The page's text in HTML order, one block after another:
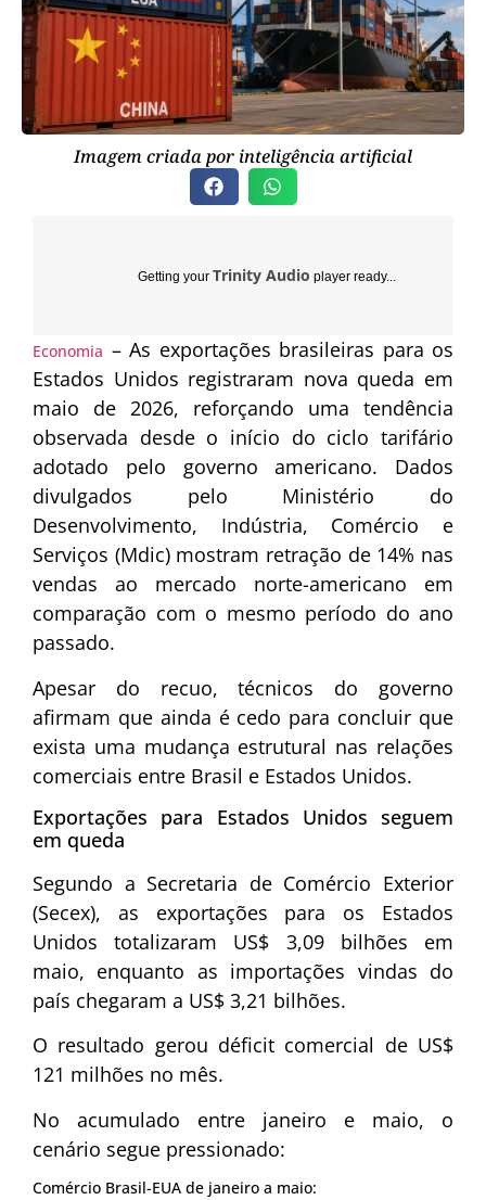
Imagem criada por inteligência artificial
Getting your Trinity Audio player ready...
Economia – As exportações brasileiras para os
Estados Unidos registraram nova queda em
maio de 2026, reforçando uma tendência
observada desde o início do ciclo tarifário
adotado pelo governo americano. Dados
divulgados pelo Ministério do
Desenvolvimento, Indústria, Comércio e
Serviços (Mdic) mostram retração de 14% nas
vendas ao mercado norte-americano em
comparação com o mesmo período do ano
passado.
Apesar do recuo, técnicos do governo
afirmam que ainda é cedo para concluir que
exista uma mudança estrutural nas relações
comerciais entre Brasil e Estados Unidos.
Exportações para Estados Unidos seguem
em queda
Segundo a Secretaria de Comércio Exterior
(Secex), as exportações para os Estados
Unidos totalizaram US$ 3,09 bilhões em
maio, enquanto as importações vindas do
país chegaram a US$ 3,21 bilhões.
O resultado gerou déficit comercial de US$
121 milhões no mês.
No acumulado entre janeiro e maio, o
cenário segue pressionado:
Comércio Brasil-EUA de janeiro a maio: